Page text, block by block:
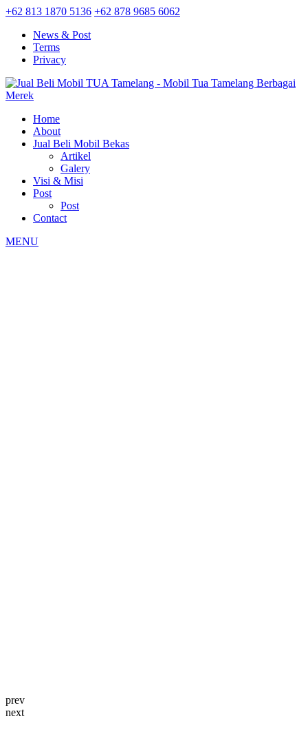
+62 813 1870 5136 +62 878 9685 6062
News & Post
Terms
Privacy
Home
About
Jual Beli Mobil Bekas
Artikel
Galery
Visi & Misi
Post
Post
Contact
MENU
prev
next